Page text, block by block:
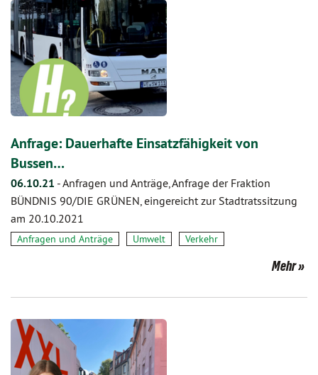
Anfrage: Dauerhafte Einsatzfähigkeit von
Bussen…
06.10.21 -Anfragen und Anträge, Anfrage der Fraktion
BÜNDNIS 90/DIE GRÜNEN, eingereicht zur Stadtratssitzung
am 20.10.2021
Anfragen und Anträge Umwelt Verkehr
Mehr